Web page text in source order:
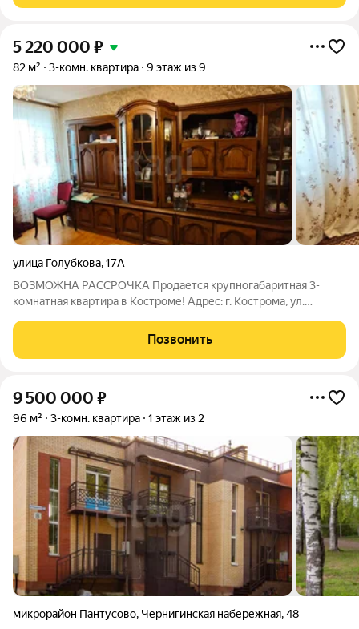
5 220 000 ₽
82 м² 3-комн. квартира 9 этаж из 9
улица Голубкова,17А
ВОЗМОЖНА РАССРОЧКА Продается крупногабаритная 3-
комнатная квартира в Костроме! Адрес: г. Кострома, ул.
просторную 3-комнатную квартиру в живописном районе
Костромы. Квартира находится на 9 этаже.
Позвонить
9 500 000 ₽
96 м² 3-комн. квартира 1 этаж из 2
микрорайон Пантусово, Чернигинская набережная,48